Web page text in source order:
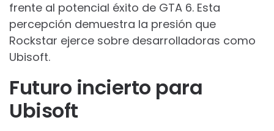
frente al potencial éxito de GTA 6. Esta
percepción demuestra la presión que
Rockstar ejerce sobre desarrolladoras como
Ubisoft.
Futuro incierto para
Ubisoft